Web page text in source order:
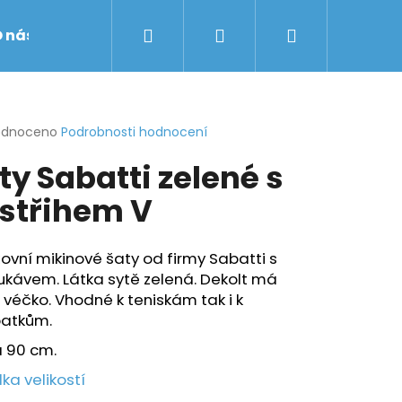
nás Obchodní podmínky Značky
Přihlášení
Podrobnosti hodnocení
Sabatti zelené s
V
mikinové šaty od firmy Sabatti s
Látka sytě zelená. Dekolt má
Vhodné k teniskám tak i k
90 cm.
velikostí